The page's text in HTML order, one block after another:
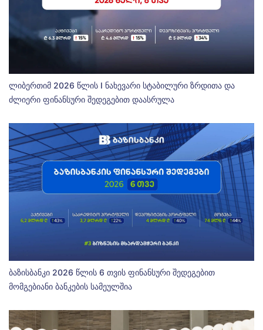
ლიბერთიმ 2026 წლის I ნახევარი სტაბილური ზრდითა და
ძლიერი ფინანსური შედეგებით დაასრულა
ბაზისბანკი 2026 წლის 6 თვის ფინანსური შედეგებით
მომგებიანი ბანკების სამეულშია